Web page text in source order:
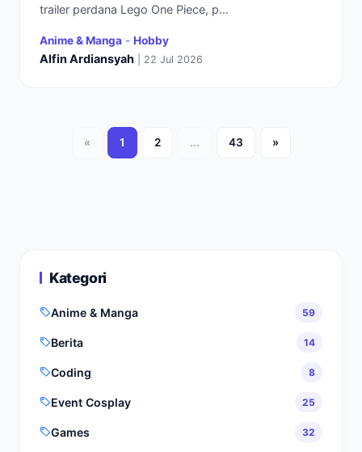
trailer perdana Lego One Piece, p...
Anime & Manga - Hobby
Alfin Ardiansyah | 22 Jul 2026
« 1 2 ... 43 »
Kategori
Anime & Manga 59
Berita 14
Coding 8
Event Cosplay 25
Games 32